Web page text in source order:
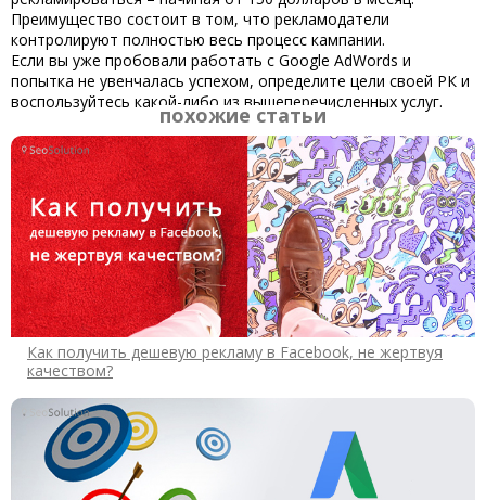
Преимущество состоит в том, что рекламодатели
контролируют полностью весь процесс кампании.
Если вы уже пробовали работать с Google AdWords и
попытка не увенчалась успехом, определите цели своей РК и
воспользуйтесь какой-либо из вышеперечисленных услуг.
похожие статьи
Как получить дешевую рекламу в Facebook, не жертвуя
качеством?